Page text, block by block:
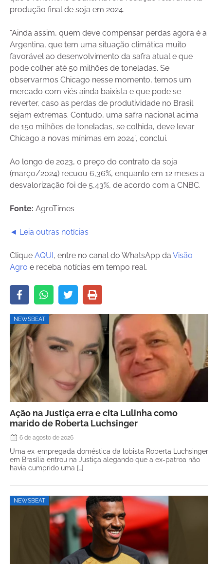
produção final de soja em 2024.
“Ainda assim, quem deve compensar perdas agora é a
Argentina, que tem uma situação climática muito
favorável ao desenvolvimento da safra atual e que
pode colher até 50 milhões de toneladas. Se
observarmos Chicago nesse momento, temos um
mercado com viés ainda baixista e que pode se
reverter, caso as perdas de produtividade no Brasil
sejam extremas. Contudo, uma safra nacional acima
de 150 milhões de toneladas, se colhida, deve levar
Chicago a novas mínimas em 2024”, conclui.
Ao longo de 2023, o preço do contrato da soja
(março/2024) recuou 6,36%, enquanto em 12 meses a
desvalorização foi de 5,43%, de acordo com a CNBC.
Fonte: AgroTimes
◄ Leia outras notícias
Clique AQUI , entre no canal do WhatsApp da Visão
Agro e receba notícias em tempo real.
NEWSBEAT
Ação na Justiça erra e cita Lulinha como
marido de Roberta Luchsinger
6 de agosto de 2026
Uma ex-empregada doméstica da lobista Roberta Luchsinger
em Brasília entrou na Justiça alegando que a ex-patroa não
havia cumprido uma […]
NEWSBEAT